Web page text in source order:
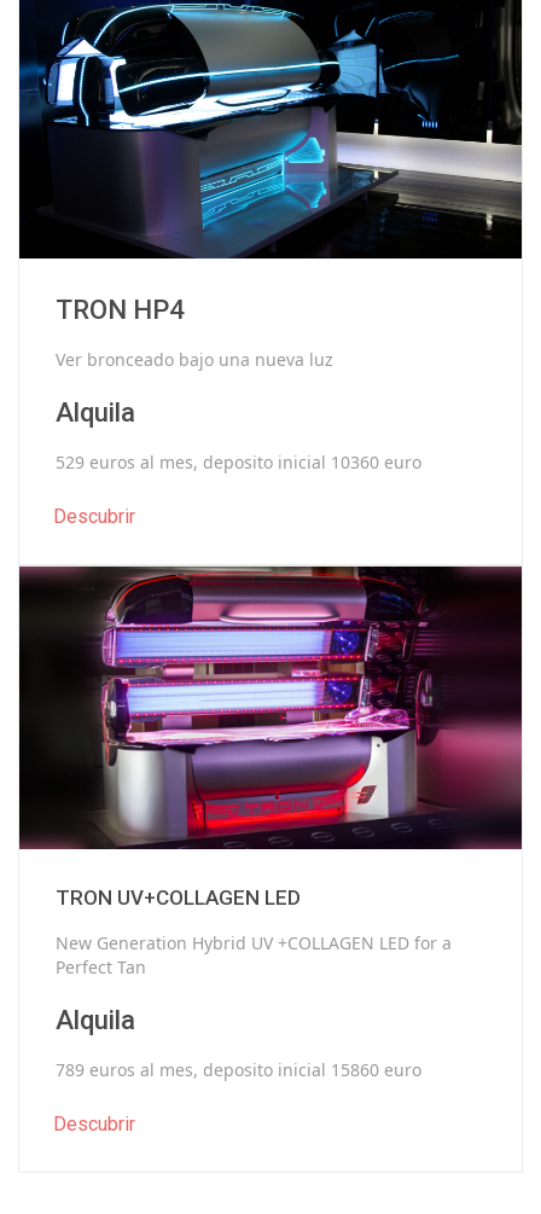
TRON HP4
Ver bronceado bajo una nueva luz
Alquila
529 euros al mes, deposito inicial 10360 euro
Descubrir
TRON UV+COLLAGEN LED
New Generation Hybrid UV +COLLAGEN LED for a
Perfect Tan
Alquila
789 euros al mes, deposito inicial 15860 euro
Descubrir